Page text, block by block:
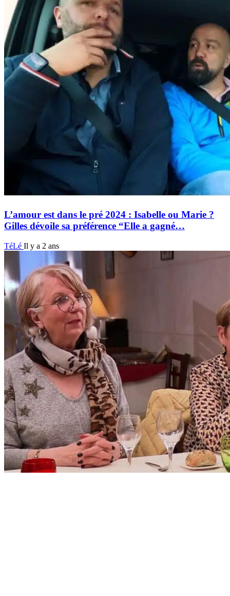
L’amour est dans le pré 2024 : Isabelle ou Marie ?
Gilles dévoile sa préférence “Elle a gagné…
TéLé Il y a 2 ans